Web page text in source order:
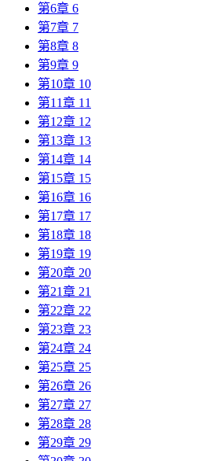
第6章 6
第7章 7
第8章 8
第9章 9
第10章 10
第11章 11
第12章 12
第13章 13
第14章 14
第15章 15
第16章 16
第17章 17
第18章 18
第19章 19
第20章 20
第21章 21
第22章 22
第23章 23
第24章 24
第25章 25
第26章 26
第27章 27
第28章 28
第29章 29